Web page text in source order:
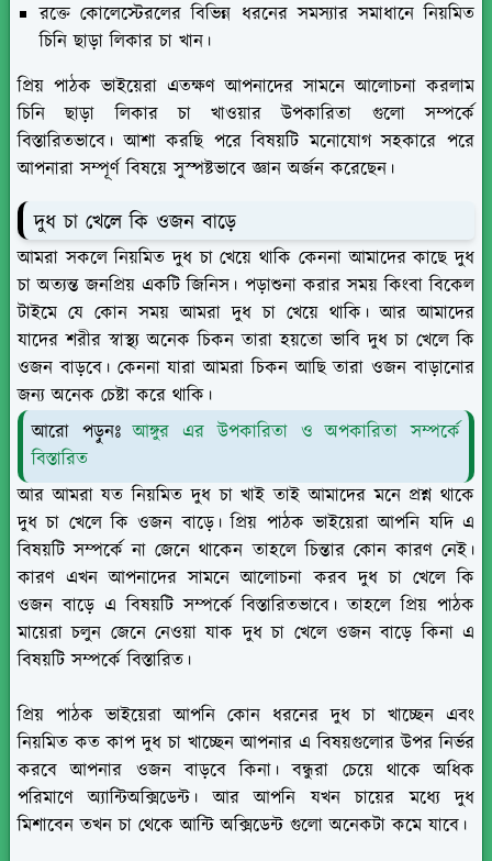
রক্তে কোলেস্টেরলের বিভিন্ন ধরনের সমস্যার সমাধানে নিয়মিত
চিনি ছাড়া লিকার চা খান।
প্রিয় পাঠক ভাইয়েরা এতক্ষণ আপনাদের সামনে আলোচনা করলাম
চিনি ছাড়া লিকার চা খাওয়ার উপকারিতা গুলো সম্পর্কে
বিস্তারিতভাবে। আশা করছি পরে বিষয়টি মনোযোগ সহকারে পরে
আপনারা সম্পূর্ণ বিষয়ে সুস্পষ্টভাবে জ্ঞান অর্জন করেছেন।
দুধ চা খেলে কি ওজন বাড়ে
আমরা সকলে নিয়মিত দুধ চা খেয়ে থাকি কেননা আমাদের কাছে দুধ
চা অত্যন্ত জনপ্রিয় একটি জিনিস। পড়াশুনা করার সময় কিংবা বিকেল
টাইমে যে কোন সময় আমরা দুধ চা খেয়ে থাকি। আর আমাদের
যাদের শরীর স্বাস্থ্য অনেক চিকন তারা হয়তো ভাবি দুধ চা খেলে কি
ওজন বাড়বে। কেননা যারা আমরা চিকন আছি তারা ওজন বাড়ানোর
জন্য অনেক চেষ্টা করে থাকি।
আরো পড়ুনঃআঙ্গুর এর উপকারিতা ও অপকারিতা সম্পর্কে
বিস্তারিত
আর আমরা যত নিয়মিত দুধ চা খাই তাই আমাদের মনে প্রশ্ন থাকে
দুধ চা খেলে কি ওজন বাড়ে। প্রিয় পাঠক ভাইয়েরা আপনি যদি এ
বিষয়টি সম্পর্কে না জেনে থাকেন তাহলে চিন্তার কোন কারণ নেই।
কারণ এখন আপনাদের সামনে আলোচনা করব দুধ চা খেলে কি
ওজন বাড়ে এ বিষয়টি সম্পর্কে বিস্তারিতভাবে। তাহলে প্রিয় পাঠক
মায়েরা চলুন জেনে নেওয়া যাক দুধ চা খেলে ওজন বাড়ে কিনা এ
বিষয়টি সম্পর্কে বিস্তারিত।
প্রিয় পাঠক ভাইয়েরা আপনি কোন ধরনের দুধ চা খাচ্ছেন এবং
নিয়মিত কত কাপ দুধ চা খাচ্ছেন আপনার এ বিষয়গুলোর উপর নির্ভর
করবে আপনার ওজন বাড়বে কিনা। বন্ধুরা চেয়ে থাকে অধিক
পরিমাণে অ্যান্টিঅক্সিডেন্ট। আর আপনি যখন চায়ের মধ্যে দুধ
মিশাবেন তখন চা থেকে আন্টি অক্সিডেন্ট গুলো অনেকটা কমে যাবে।